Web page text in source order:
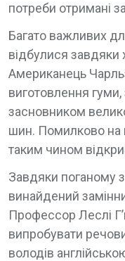
потреби отримані
Багато важливих
відбулися завдяки
Американець
виготовлення
засновником
шин. Помилково на
таким чином
Завдяки поганому
винайдений
Профессор Леслі
випробувати
володів